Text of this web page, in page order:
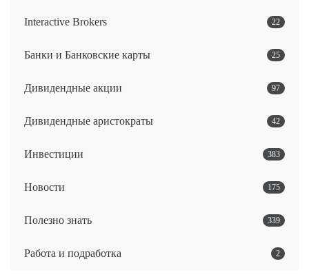
Interactive Brokers 22
Банки и Банковские карты 25
Дивидендные акции 97
Дивидендные аристократы 42
Инвестиции 383
Новости 175
Полезно знать 339
Работа и подработка 2